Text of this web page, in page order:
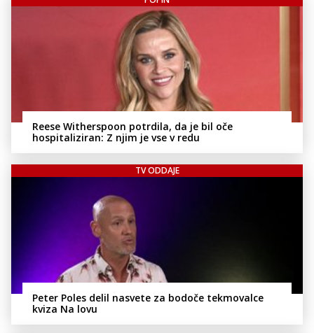
Reese Witherspoon potrdila, da je bil oče
hospitaliziran: Z njim je vse v redu
TV ODDAJE
Peter Poles delil nasvete za bodoče tekmovalce
kviza Na lovu